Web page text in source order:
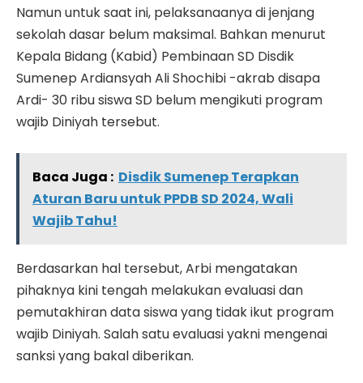
Namun untuk saat ini, pelaksanaanya di jenjang
sekolah dasar belum maksimal. Bahkan menurut
Kepala Bidang (Kabid) Pembinaan SD Disdik
Sumenep Ardiansyah Ali Shochibi -akrab disapa
Ardi- 30 ribu siswa SD belum mengikuti program
wajib Diniyah tersebut.
Baca Juga : Disdik Sumenep Terapkan
Aturan Baru untuk PPDB SD 2024, Wali
Wajib Tahu!
Berdasarkan hal tersebut, Arbi mengatakan
pihaknya kini tengah melakukan evaluasi dan
pemutakhiran data siswa yang tidak ikut program
wajib Diniyah. Salah satu evaluasi yakni mengenai
sanksi yang bakal diberikan.